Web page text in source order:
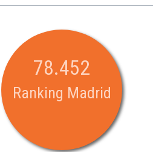
78.452
Ranking Madrid